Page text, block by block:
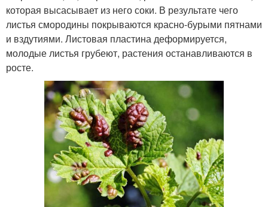
которая высасывает из него соки. В результате чего
листья смородины покрываются красно-бурыми пятнами
и вздутиями. Листовая пластина деформируется,
молодые листья грубеют, растения останавливаются в
росте.